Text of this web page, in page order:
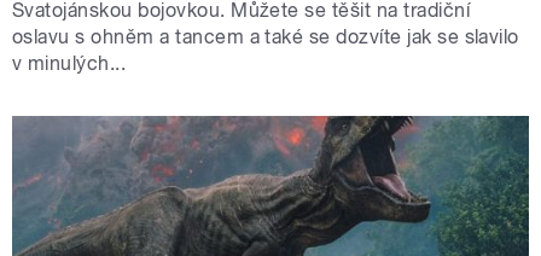
Svatojánskou bojovkou. Můžete se těšit na tradiční
oslavu s ohněm a tancem a také se dozvíte jak se slavilo
v minulých...